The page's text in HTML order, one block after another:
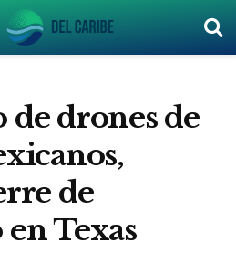
de drones de
de
Texas